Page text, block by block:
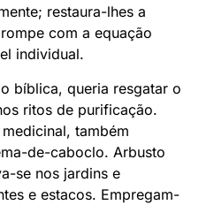
restaura-lhes a
com a equação
individual.
bíblica, queria resgatar o
ritos de purificação.
também
de-caboclo. Arbusto
se nos jardins e
e estacos. Empregam-